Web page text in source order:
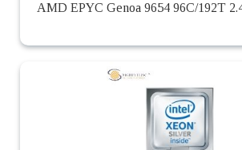
AMD EPYC Genoa 9654 96C/192T